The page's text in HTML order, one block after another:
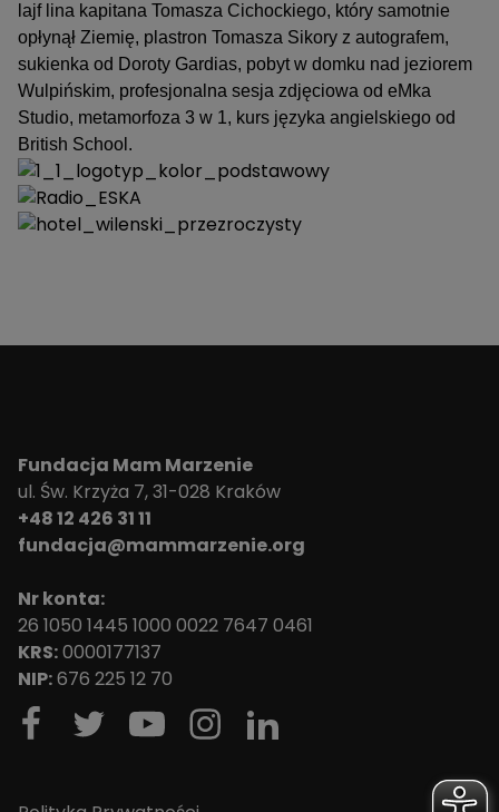
lajf lina kapitana Tomasza Cichockiego, który samotnie
opłynął Ziemię, plastron Tomasza Sikory z autografem,
sukienka od Doroty Gardias, pobyt w domku nad jeziorem
Wulpińskim, profesjonalna sesja zdjęciowa od eMka
Studio, metamorfoza 3 w 1, kurs języka angielskiego od
British School.
Fundacja Mam Marzenie
ul. Św. Krzyża 7, 31-028 Kraków
+48 12 426 31 11
fundacja@mammarzenie.org
Nr konta:
26 1050 1445 1000 0022 7647 0461
KRS:0000177137
NIP:676 225 12 70